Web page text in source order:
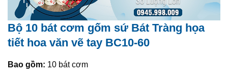
Bộ 10 bát cơm gốm sứ Bát Tràng họa
tiết hoa văn vẽ tay BC10-60
Bao gồm: 10 bát cơm